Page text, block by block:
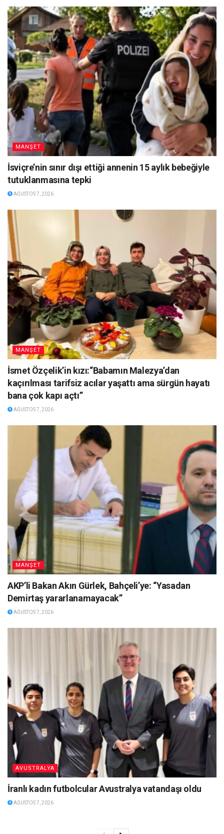
MANŞET
İsviçre’nin sınır dışı ettiği annenin 15 aylık bebeğiyle
tutuklanmasına tepki
AĞUSTOS 7, 2026
MANŞET
İsmet Özçelik’in kızı:“Babamın Malezya’dan
kaçırılması tarifsiz acılar yaşattı ama sürgün hayatı
bana çok kapı açtı”
AĞUSTOS 7, 2026
MANŞET
AKP’li Bakan Akın Gürlek, Bahçeli’ye: “Yasadan
Demirtaş yararlanamayacak”
AĞUSTOS 7, 2026
AVUSTRALYA
İranlı kadın futbolcular Avustralya vatandaşı oldu
AĞUSTOS 7, 2026